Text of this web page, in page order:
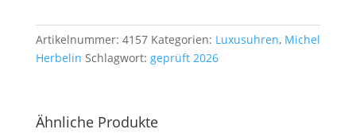
Artikelnummer: 4157 Kategorien: Luxusuhren, Michel
Herbelin Schlagwort: geprüft 2026
Ähnliche Produkte